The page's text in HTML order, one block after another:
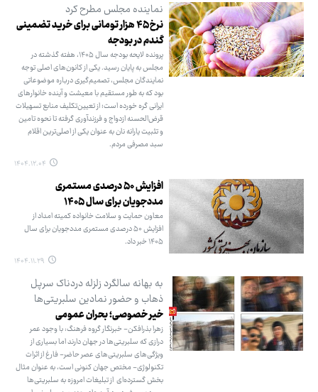
نماینده مجلس مطرح کرد
نرخ ۴۵ هزار تومانی برای خرید تضمینی
گندم در بودجه
پرونده لایحه بودجه سال ۱۴۰۵، هفته گذشته در
مجلس به پایان رسید. یکی از کانون‌های اصلی توجه
نمایندگان مجلس، تصمیم‌گیری درباره موضوعاتی
بود که به طور مستقیم با معیشت و آینده خانوارهای
ایرانی گره خورده است؛ از تعیین‌تکلیف منابع تسهیلات
قرض‌الحسنه ازدواج و فرزندآوری گرفته تا نحوه تامین
و تثبیت یارانه نان به عنوان یکی از اصلی‌ترین اقلام
سبد مصرفی مردم.
۱۴۰۴.۱۲.۰۴
افزایش ۵۰ درصدی مستمری
مددجویان برای سال ۱۴۰۵
معاون حمایت و سلامت خانواده کمیته امداد از
افزایش ۵۰ درصدی مستمری مددجویان برای سال
۱۴۰۵ خبر داد.
۱۴۰۴.۱۱.۲۹
به بهانه سالگرد زلزله دردناک سرپل
ذهاب و حضور نمادین سلبریتی‌ها
خیر خصوصی؛ بحران عمومی
زهرا بذرافکن- خبرنگار گروه فرهنگ: با وجود عمر
درازی که سلبریتی‌ها در جهان دارند اما بسیاری از
ویژگی‌های سلبریتی‌های عصر حاضر- فارغ از اثرات
تکنولوژی- مختص جهان کنونی است، به عنوان مثال
بخش گسترده‌ای ‌ از تبلیغات امروزه به سلبریتی‌ها